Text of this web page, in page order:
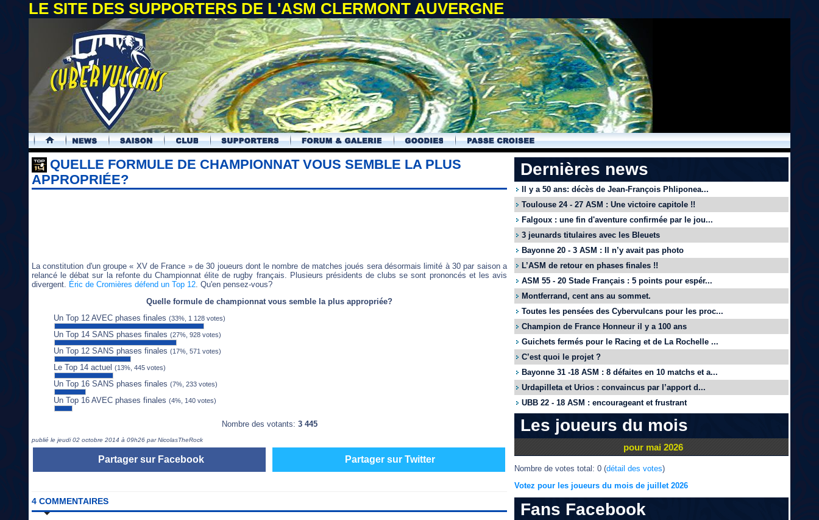
LE SITE DES SUPPORTERS DE L'ASM CLERMONT AUVERGNE
.
QUELLE FORMULE DE CHAMPIONNAT VOUS SEMBLE LA PLUS
APPROPRIÉE?
La constitution d'un groupe « XV de France » de 30 joueurs dont le nombre de matches joués sera désormais limité à 30 par saison a
relancé le débat sur la refonte du Championnat élite de rugby français. Plusieurs présidents de clubs se sont prononcés et les avis
divergent.
Éric de Cromières défend un Top 12 . Qu'en pensez-vous?
Quelle formule de championnat vous semble la plus appropriée?
Un Top 12 AVEC phases finales (33%, 1 128 votes)
Un Top 14 SANS phases finales (27%, 928 votes)
Un Top 12 SANS phases finales (17%, 571 votes)
Le Top 14 actuel (13%, 445 votes)
Un Top 16 SANS phases finales (7%, 233 votes)
Un Top 16 AVEC phases finales (4%, 140 votes)
Nombre des votants: 3 445
publié le jeudi 02 octobre 2014 à 09h26 par NicolasTheRock
Partager sur Facebook Partager sur Twitter
4 COMMENTAIRES
Dernières news
Il y a 50 ans: décès de Jean-François Phliponea...
Toulouse 24 - 27 ASM : Une victoire capitole !!
Falgoux : une fin d'aventure confirmée par le jou...
3 jeunards titulaires avec les Bleuets
Bayonne 20 - 3 ASM : Il n’y avait pas photo
L’ASM de retour en phases finales !!
ASM 55 - 20 Stade Français : 5 points pour espér...
Montferrand, cent ans au sommet.
Toutes les pensées des Cybervulcans pour les proc...
Champion de France Honneur il y a 100 ans
Guichets fermés pour le Racing et de La Rochelle ...
C’est quoi le projet ?
Bayonne 31 -18 ASM : 8 défaites en 10 matchs et a...
Urdapilleta et Urios : convaincus par l’apport d...
UBB 22 - 18 ASM : encourageant et frustrant
Les joueurs du mois
pour mai 2026
Nombre de votes total: 0 (détail des votes)
Votez pour les joueurs du mois de juillet 2026
Fans Facebook